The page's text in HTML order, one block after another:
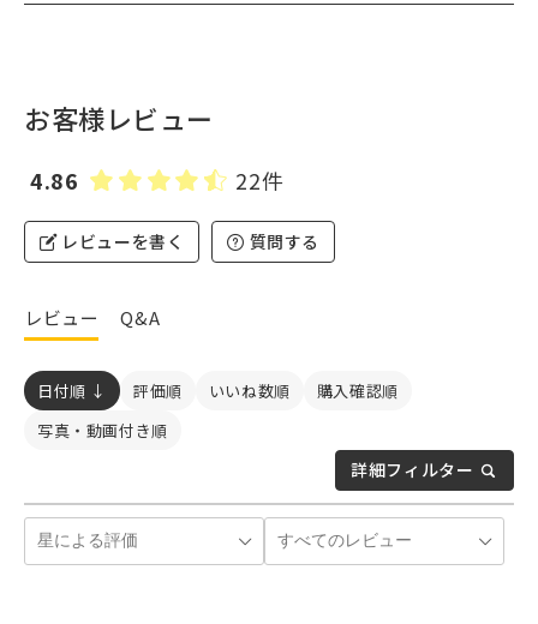
お客様レビュー
4.86 22件
レビューを書く 質問する
レビュー Q&A
詳細フィルター
日付順 ↓ 評価順 いいね数順
購入確認順
写真・動画付き順